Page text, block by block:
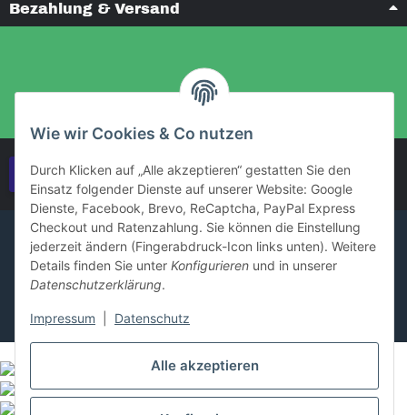
Alle akzeptieren
Wie wir Cookies & Co nutzen
Durch Klicken auf „Alle akzeptieren“ gestatten Sie den
Einsatz folgender Dienste auf unserer Website: Google
Dienste, Facebook, Brevo, ReCaptcha, PayPal Express
Checkout und Ratenzahlung. Sie können die Einstellung
jederzeit ändern (Fingerabdruck-Icon links unten). Weitere
Details finden Sie unter Konfigurieren und in unserer
Datenschutzerklärung.
Impressum Datenschutz
Bezahlung & Versand
Vertrag widerrufen